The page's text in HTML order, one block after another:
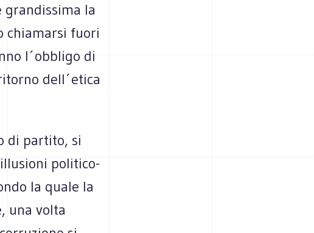
grandissima la
chiamarsi fuori
l´obbligo di
dell´etica
di partito, si
politico-
la quale la
una volta